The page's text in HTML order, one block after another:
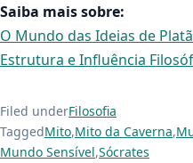
Saiba mais sobre:
O Mundo das Ideias de
Estrutura e Influência
Filed underFilosofia
TaggedMito,Mito da Caverna,
Mundo Sensível,Sócrates